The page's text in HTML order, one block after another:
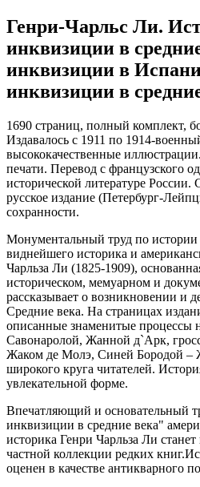
Генри-Чарльс Ли.
инквизиции в
инквизиции в
инквизиции в
1690 страниц, полный комплект,
Издавалось с 1911 по 1914-
высококачественные
печати. Перевод с французского
исторической литературе России.
русское издание (Петербург-
сохранности.
Монументальный труд по
виднейшего историка и
Чарльза Ли (1825-1909),
историческом, мемуарном и
рассказывает о возникновении и
Средние века. На страницах
описанные знаменитые процессы
Савонаролой, Жанной д`Арк,
Жаком де Молэ, Синей Бородой –
широкого круга читателей.
увлекательной форме.
Впечатляющий и основательный
инквизиции в средние века"
историка Генри Чарльза Ли
частной коллекции редких
оценен в качестве антикварного